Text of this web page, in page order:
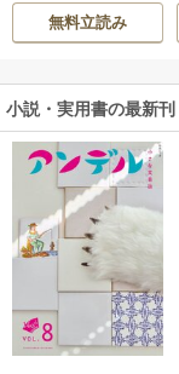
おのいも /
無料立読み
小説・実用書の最新刊